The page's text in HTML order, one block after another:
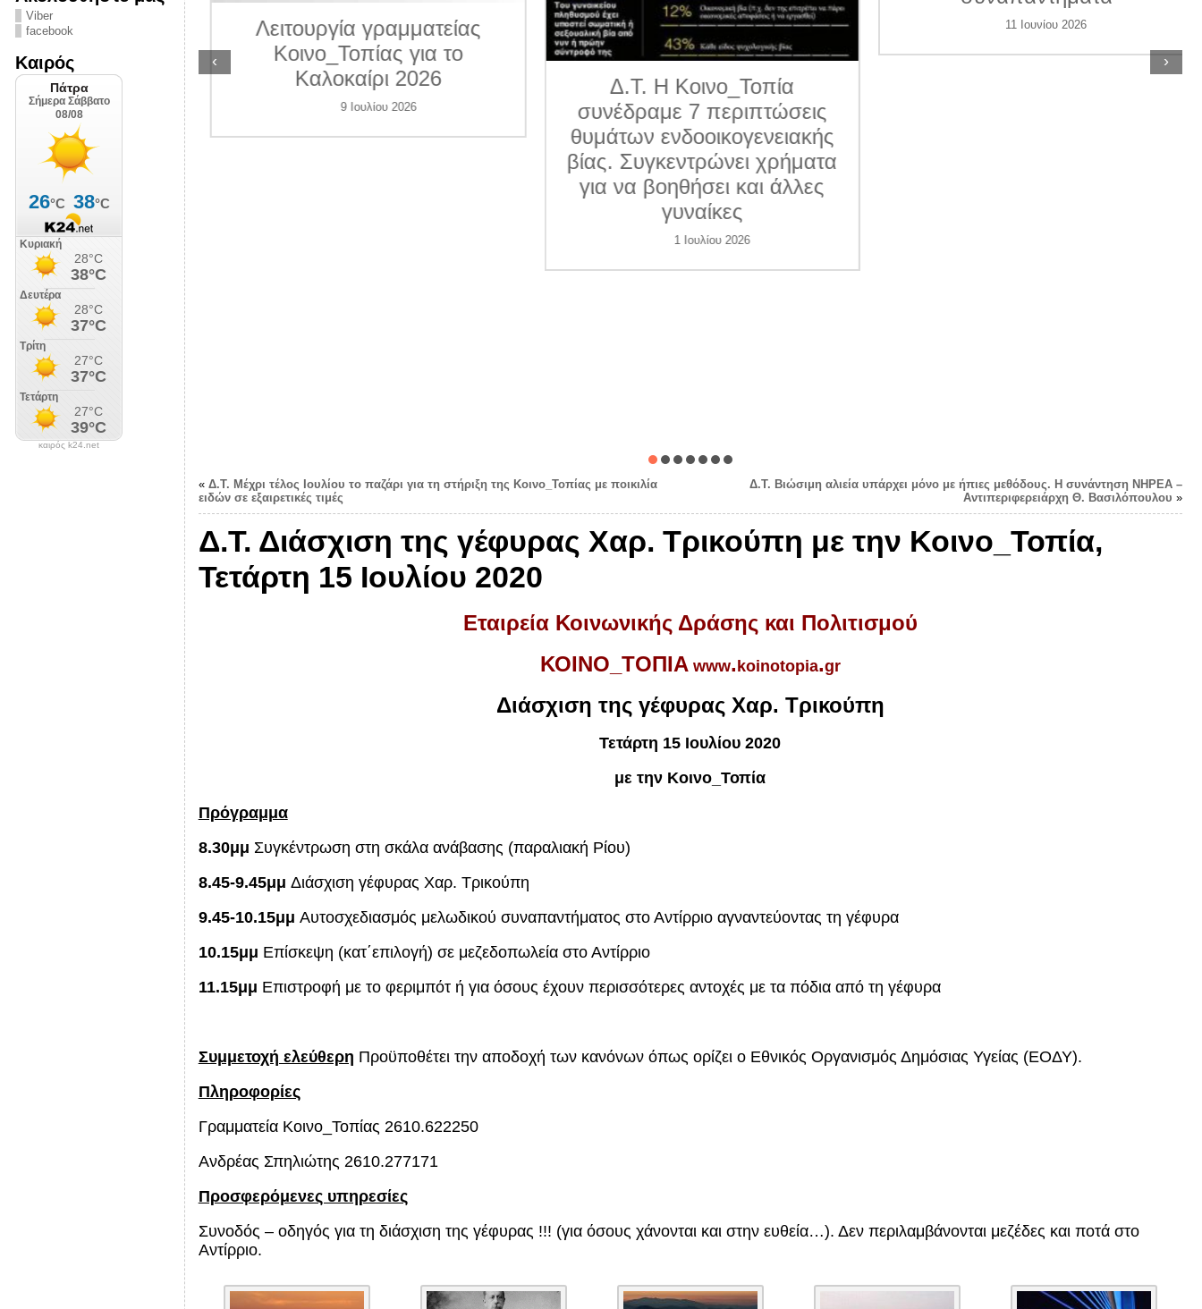
Viber
facebook
Καιρός
καιρός k24.net
Ιουλίου 2026
Λειτουργία γραμματείας
Κοινο_Τοπίας για το
Καλοκαίρι 2026
9 Ιουλίου 2026
Δ.Τ. Η Κοινο_Τοπία
συνέδραμε 7 περιπτώσεις
θυμάτων ενδοοικογενειακής
βίας. Συγκεντρώνει χρήματα
για να βοηθήσει και άλλες
γυναίκες
1 Ιουλίου 2026
11 Ιουνίου 2026
‹ ›
« Δ.Τ. Μέχρι τέλος Ιουλίου το παζάρι για τη στήριξη της Κοινο_Τοπίας με ποικιλία
ειδών σε εξαιρετικές τιμές
Δ.Τ. Βιώσιμη αλιεία υπάρχει μόνο με ήπιες μεθόδους. Η συνάντηση ΝΗΡΕΑ –
Αντιπεριφερειάρχη Θ. Βασιλόπουλου »
Δ.Τ. Διάσχιση της γέφυρας Χαρ. Τρικούπη με την Κοινο_Τοπία,
Τετάρτη 15 Ιουλίου 2020
Εταιρεία Κοινωνικής Δράσης και Πολιτισμού
ΚΟΙΝΟ_ΤΟΠΙΑ www. koinotopia.gr
Διάσχιση της γέφυρας Χαρ. Τρικούπη
Τετάρτη 15 Ιουλίου 2020
με την Κοινο_Τοπία
Πρόγραμμα
8.30μμ Συγκέντρωση στη σκάλα ανάβασης (παραλιακή Ρίου)
8.45-9.45μμ Διάσχιση γέφυρας Χαρ. Τρικούπη
9.45-10.15μμ Αυτοσχεδιασμός μελωδικού συναπαντήματος στο Αντίρριο αγναντεύοντας τη γέφυρα
10.15μμ Επίσκεψη (κατ΄επιλογή) σε μεζεδοπωλεία στο Αντίρριο
11.15μμ Επιστροφή με το φεριμπότ ή για όσους έχουν περισσότερες αντοχές με τα πόδια από τη γέφυρα
Συμμετοχή ελεύθερη Προϋποθέτει την αποδοχή των κανόνων όπως ορίζει ο Εθνικός Οργανισμός Δημόσιας Υγείας (ΕΟΔΥ).
Πληροφορίες
Γραμματεία Κοινο_Τοπίας 2610.622250
Ανδρέας Σπηλιώτης 2610.277171
Προσφερόμενες υπηρεσίες
Συνοδός – οδηγός για τη διάσχιση της γέφυρας !!! (για όσους χάνονται και στην ευθεία…). Δεν περιλαμβάνονται μεζέδες και ποτά στο
Αντίρριο.